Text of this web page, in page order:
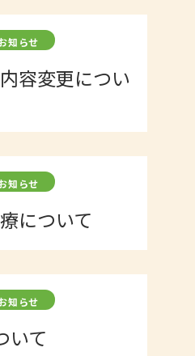
知らせ
容変更につい
知らせ
について
知らせ
いて